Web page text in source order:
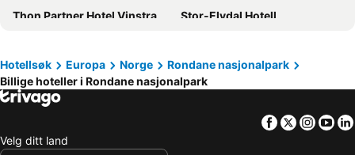
Thon Partner Hotel Vinstra
Stor-Elvdal Hotell
Gålå Høgfjellshotell
Putten Seter
Heartbreak Hotel by blacoon
Skotten Seter - Bed & Husky
Apartment Kvitfjell Booking - Krystallen Apartment
Skjerdingen Høyfjellshotel
Hotellsøk Europa Norge
Rondane nasjonalpark
Billige hoteller i Rondane nasjonalpark
Facebook
Twitter
Velg ditt land